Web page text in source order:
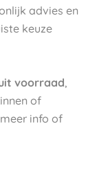
advies en
keuze
voorraad,
of
info of